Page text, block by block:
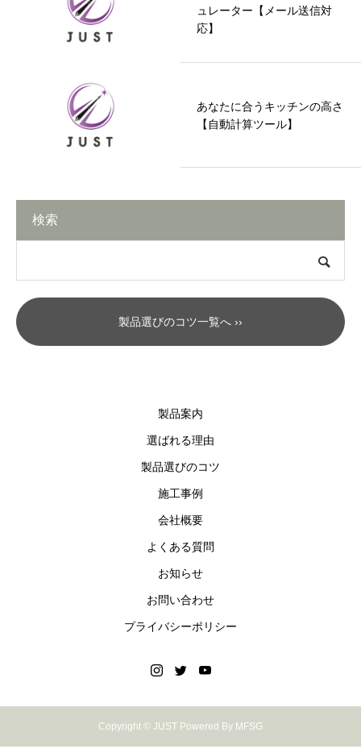
ュレーター【メール送信対
応】
あなたに合うキッチンの高さ
【自動計算ツール】
検索
製品選びのコツ一覧へ ››
製品案内
選ばれる理由
製品選びのコツ
施工事例
会社概要
よくある質問
お知らせ
お問い合わせ
プライバシーポリシー
Copyright © JUST Powered By MFSG